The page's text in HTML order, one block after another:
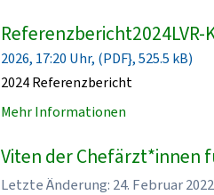
2026, 17:20 Uhr, (PDF}, 525.5 kB)
2024 Referenzbericht
Mehr Informationen
Viten der Chefärzt*innen
Letzte Änderung: 24. Februar